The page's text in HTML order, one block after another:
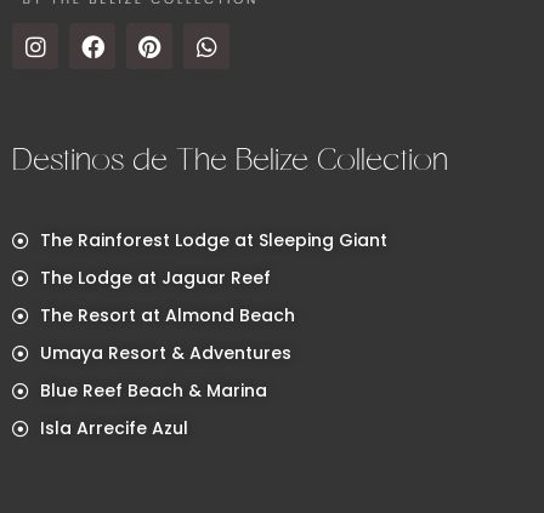
Destinos de The Belize Collection
The Rainforest Lodge at Sleeping Giant
The Lodge at Jaguar Reef
The Resort at Almond Beach
Umaya Resort & Adventures
Blue Reef Beach & Marina
Isla Arrecife Azul